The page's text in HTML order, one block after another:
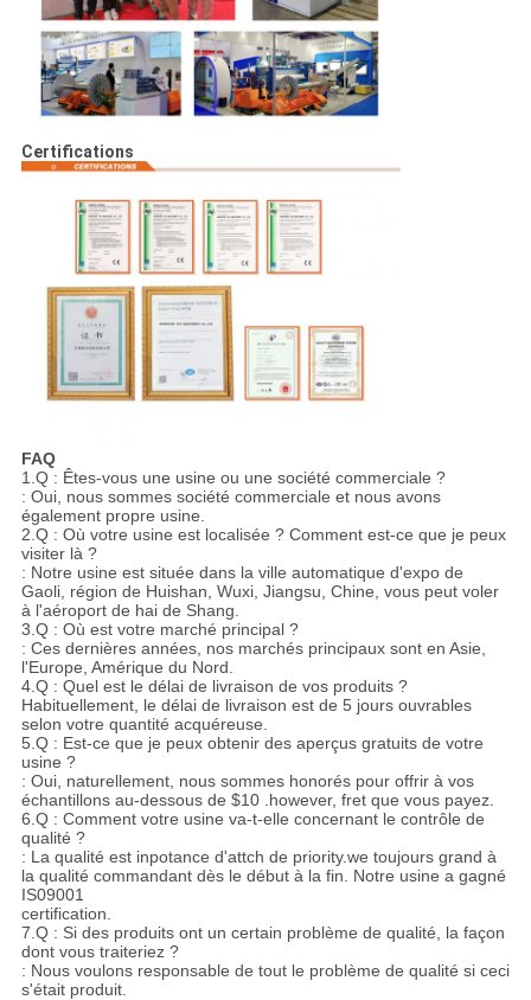
Certifications
FAQ
1.Q : Êtes-vous une usine ou une société commerciale ?
: Oui, nous sommes société commerciale et nous avons
également propre usine.
2.Q : Où votre usine est localisée ? Comment est-ce que je peux
visiter là ?
: Notre usine est située dans la ville automatique d'expo de
Gaoli, région de Huishan, Wuxi, Jiangsu, Chine, vous peut voler
à l'aéroport de hai de Shang.
3.Q : Où est votre marché principal ?
: Ces dernières années, nos marchés principaux sont en Asie,
l'Europe, Amérique du Nord.
4.Q : Quel est le délai de livraison de vos produits ?
Habituellement, le délai de livraison est de 5 jours ouvrables
selon votre quantité acquéreuse.
5.Q : Est-ce que je peux obtenir des aperçus gratuits de votre
usine ?
: Oui, naturellement, nous sommes honorés pour offrir à vos
échantillons au-dessous de $10 .however, fret que vous payez.
6.Q : Comment votre usine va-t-elle concernant le contrôle de
qualité ?
: La qualité est inpotance d'attch de priority.we toujours grand à
la qualité commandant dès le début à la fin. Notre usine a gagné
IS09001
certification.
7.Q : Si des produits ont un certain problème de qualité, la façon
dont vous traiteriez ?
: Nous voulons responsable de tout le problème de qualité si ceci
s'était produit.